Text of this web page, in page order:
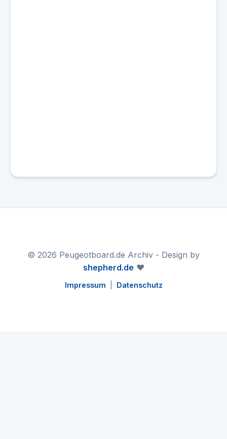
© 2026 Peugeotboard.de Archiv - Design by
shepherd.de ❤️
Impressum Datenschutz